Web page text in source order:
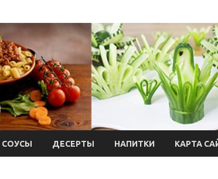
СОУСЫ ДЕСЕРТЫ НАПИТКИ КАРТА